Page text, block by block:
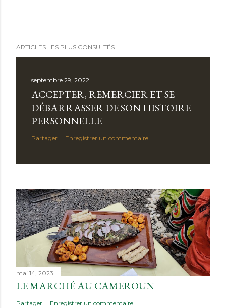
ARTICLES LES PLUS CONSULTÉS
septembre 29, 2022
ACCEPTER, REMERCIER ET SE
DÉBARRASSER DE SON HISTOIRE
PERSONNELLE
Partager Enregistrer un commentaire
mai 14, 2023
LE MARCHÉ AU CAMEROUN
Partager Enregistrer un commentaire